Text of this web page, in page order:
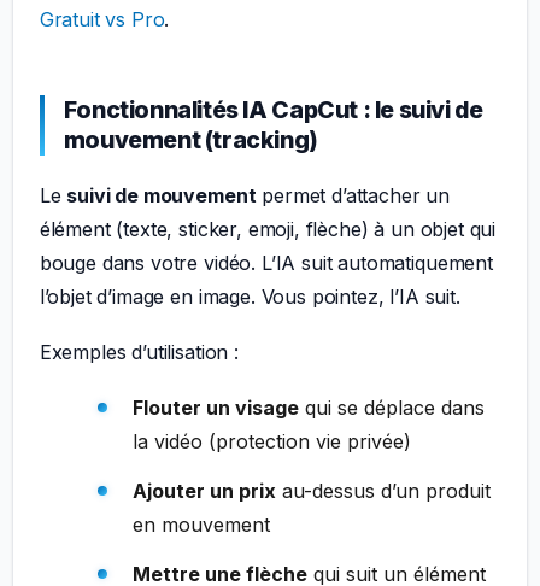
Gratuit vs Pro.
Fonctionnalités IA CapCut : le suivi de
mouvement (tracking)
Le suivi de mouvementpermet d’attacher un
élément (texte, sticker, emoji, flèche) à un objet qui
bouge dans votre vidéo. L’IA suit automatiquement
l’objet d’image en image. Vous pointez, l’IA suit.
Exemples d’utilisation :
Flouter un visagequi se déplace dans
la vidéo (protection vie privée)
Ajouter un prixau-dessus d’un produit
en mouvement
Mettre une flèchequi suit un élément